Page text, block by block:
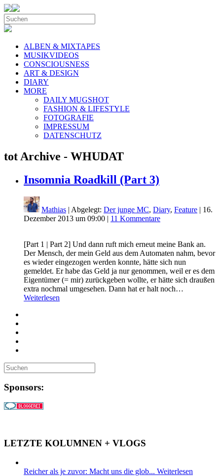
ALBEN & MIXTAPES
MUSIKVIDEOS
CONSCIOUSNESS
ART & DESIGN
DIARY
MORE
DAILY MUGSHOT
FASHION & LIFESTYLE
FOTOGRAFIE
IMPRESSUM
DATENSCHUTZ
tot Archive - WHUDAT
Insomnia Roadkill (Part 3)
Mathias | Abgelegt: Der junge MC, Diary, Feature | 16.
Dezember 2013 um 09:00 | 11 Kommentare
[Part 1 | Part 2] Und dann ruft mich erneut meine Bank an.
Der Mensch, der mein Geld aus dem Automaten nahm, bevor
es wieder eingezogen werden konnte, hätte sich nun
gemeldet. Er habe das Geld ja nur genommen, weil er es dem
Eigentümer (= mir) zurückgeben wollte, er hätte sich draußen
extra nochmal umgesehen. Dann hat er halt noch…
Weiterlesen
Sponsors:
LETZTE KOLUMNEN + VLOGS
Reicher als je zuvor: Macht uns die glob... Weiterlesen